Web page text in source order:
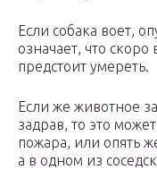
Если собака воет,
означает, что
предстоит умереть.
Если же животное
задрав, то это
пожара, или опять
а в одном из